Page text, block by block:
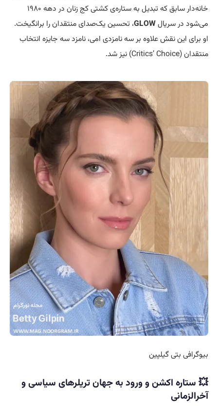
خانه‌دار سابق که تبدیل به ستاره‌ی کشتی کج زنان در دهه ۱۹۸۰
می‌شود در سریالGLOW، تحسین یک‌صدای منتقدان را برانگیخت.
او برای این نقش علاوه بر سه نامزدی امی، نامزد سه جایزه انتخاب
منتقدان (Critics’ Choice) نیز شد.
بیوگرافی بتی گیلپین
💥 ستاره اکشن و ورود به جهان تریلرهای سیاسی و
آخرالزمانی